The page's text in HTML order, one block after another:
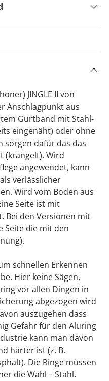
JINGLE II von
Anschlagpunkt aus
Gurtband mit Stahl-
eingenäht) oder ohne
sorgen dafür das das
(krangelt). Wird
angewendet, kann
verlässlicher
Wird vom Boden aus
Seite ist mit
Bei den Versionen mit
Seite die mit den
schnellen Erkennen
Hier keine Sägen,
vor allen Dingen in
abgezogen wird
auszugehen dass
Gefahr für den Aluring
kann man davon
härter ist (z. B.
Die Ringe müssen
die Wahl – Stahl.